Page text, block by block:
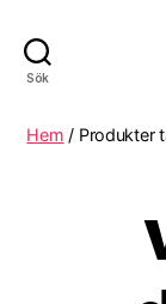
Sök
Hem / Produkter